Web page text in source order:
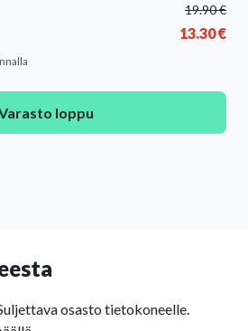
19.90€
13.30€
loppu
osasto tietokoneelle.